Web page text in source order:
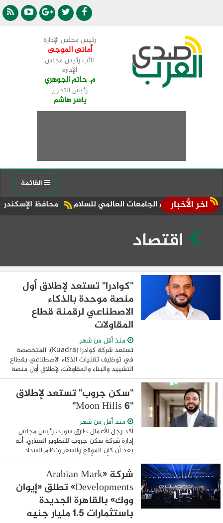
رئيس مجلس الإدارة
أمانى الموجى
نائب رئيس مجلس
الإدارة
م. حاتم الجوهري
رئيس التحرير
ياسر هاشم
اخر الأخبار محافظ الإسكندرية يقود الجامعات العالمي للسلام
اقتصاد
"كوادرا" تستعد لإطلاق أول
منصة موحدة بالذكاء
الاصطناعي لرقمنة قطاع
المقاولات
منذ أقل من شهر
تستعد شركة كوادرا (Kuadra)، المتخصصة
في توظيف تقنيات الذكاء الاصطناعي بقطاع
التشييد والبناء والمقاولات، لإطلاق أول منصة
موحدة تعتمد على الذكاء الاصطناعي لإدارة
دورة العمل في شركات المقاولات، في خطوة
...
"سكن جروب" تستعد لإطلاق
"Moon Hills 6"
منذ أقل من شهر
أكد رجل الأعمال طارق سويد، رئيس مجلس
إدارة شركة سكن جروب للتطوير العقاري، أنه
بعد أن كان الموقع والسعر ونظام السداد
العوامل الأكثر تأثيرًا في قرار شراء العقار،
أصبح العميل اليوم يطرح أسئلة مختلفة ...
شركة «Arabian Mark
Developments» تطلق «إيوان
ووك» بالقاهرة الجديدة
باستثمارات 1.5 مليار جنيه